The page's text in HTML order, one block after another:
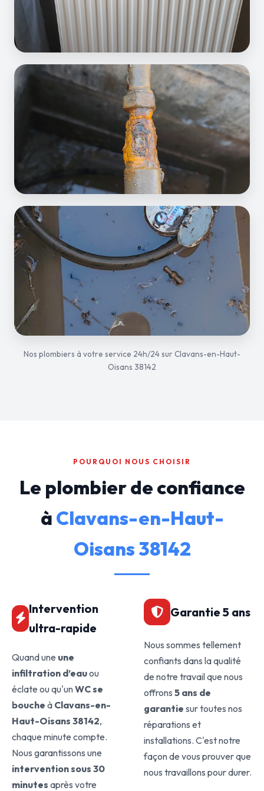
Nos plombiers à votre service 24h/24 sur Clavans-en-Haut-
Oisans 38142
POURQUOI NOUS CHOISIR
Le plombier de confiance
à Clavans-en-Haut-
Oisans 38142
Intervention
ultra-rapide
Quand une une
infiltration d’eauou
éclate ou qu'unWC se
bouche à Clavans-en-
Haut-Oisans 38142,
chaque minute compte.
Nous garantissons une
intervention sous 30
minutes après votre
Garantie 5 ans
Nous sommes tellement
confiants dans la qualité
de notre travail que nous
offrons 5 ans de
garantie sur toutes nos
réparations et
installations. C'est notre
façon de vous prouver que
nous travaillons pour durer.